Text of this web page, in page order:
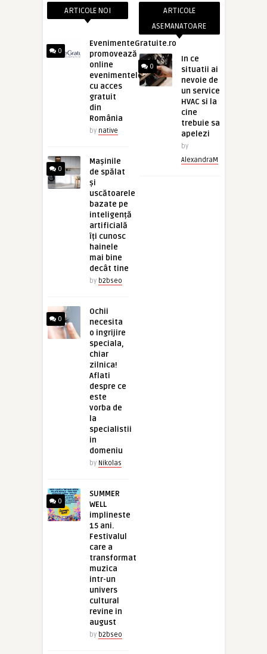
ARTICOLE NOI
0
EvenimenteGratuite.ro
promovează
online
evenimentele
cu acces
gratuit
din
România
by native
0
Mașinile
de spălat
și
uscătoarele
bazate pe
inteligență
artificială
îți cunosc
hainele
mai bine
decât tine
by b2bseo
0
Ochii
necesita
o ingrijire
speciala,
chiar
zilnica!
Aflati
despre ce
este
vorba de
la
specialistii
in
domeniu
by Nikolas
0
SUMMER
WELL
implineste
15 ani.
Festivalul
care a
transformat
muzica
intr-un
univers
cultural
revine in
august
by b2bseo
ARTICOLE
ASEMANATOARE
0
In ce
situatii ai
nevoie de
un service
HVAC si la
cine
trebuie sa
apelezi
by
AlexandraM